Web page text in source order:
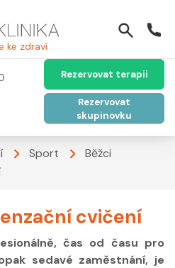
ke zdraví
Rezervovat terapii
Rezervovat
skupinovku
Sport
Běžci
cvičení
čas od času pro
sedavé zaměstnání, je